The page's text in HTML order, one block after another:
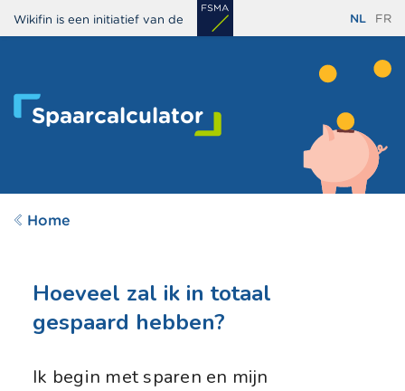
Overslaan
en
inhoud
gaan
Wikifin is een initiatief van de NL FR
Spaarcalculator
Home
Hoeveel zal ik in totaal
gespaard hebben?
Ik begin met sparen en mijn